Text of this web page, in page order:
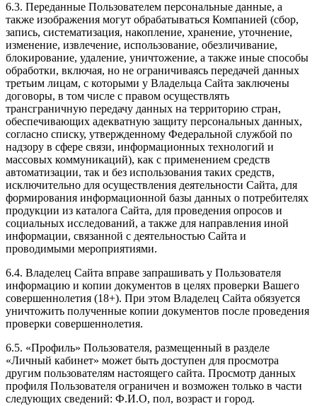
6.3. Переданные Пользователем персональные данные, а
также изображения могут обрабатываться Компанией (сбор,
запись, систематизация, накопление, хранение, уточнение,
изменение, извлечение, использование, обезличивание,
блокирование, удаление, уничтожение, а также иные способы
обработки, включая, но не ограничиваясь передачей данных
третьим лицам, с которыми у Владельца Сайта заключены
договоры, в том числе с правом осуществлять
трансграничную передачу данных на территорию стран,
обеспечивающих адекватную защиту персональных данных,
согласно списку, утвержденному Федеральной службой по
надзору в сфере связи, информационных технологий и
массовых коммуникаций), как с применением средств
автоматизации, так и без использования таких средств,
исключительно для осуществления деятельности Сайта, для
формирования информационной базы данных о потребителях
продукции из каталога Сайта, для проведения опросов и
социальных исследований, а также для направления иной
информации, связанной с деятельностью Сайта и
проводимыми мероприятиями.
6.4. Владелец Сайта вправе запрашивать у Пользователя
информацию и копии документов в целях проверки Вашего
совершеннолетия (18+). При этом Владелец Сайта обязуется
уничтожить полученные копии документов после проведения
проверки совершеннолетия.
6.5. «Профиль» Пользователя, размещенный в разделе
«Личный кабинет» может быть доступен для просмотра
другим пользователям настоящего сайта. Просмотр данных
профиля Пользователя ограничен и возможен только в части
следующих сведений: Ф.И.О, пол, возраст и город.